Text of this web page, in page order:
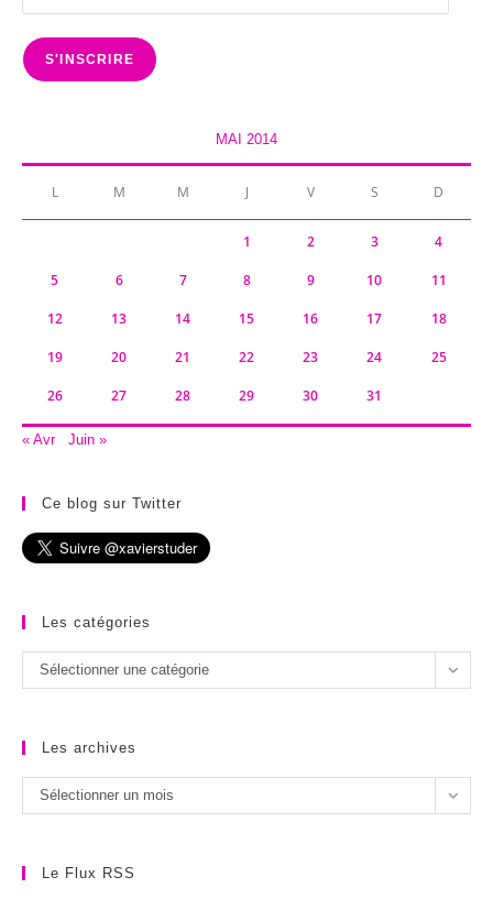
e-
mail
S'INSCRIRE
MAI 2014
L M M J V S D
1 2 3 4
5 6 7 8 9 10 11
12 13 14 15 16 17 18
19 20 21 22 23 24 25
26 27 28 29 30 31
« Avr Juin »
Ce blog sur Twitter
Les catégories
Les
catégories
Sélectionner une catégorie
Les archives
Les
archives
Sélectionner un mois
Le Flux RSS